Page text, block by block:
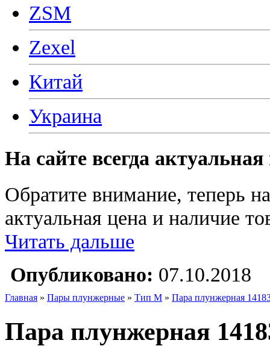
ZSM
Zexel
Китай
Украина
На сайте всегда
Обратите внимание, теперь
актуальная цена и наличие
Читать дальше
Опубликовано: 07.10.2018
Главная » Пары плунжерные » Тип M » Пара плунжерная
Пара плунжерная